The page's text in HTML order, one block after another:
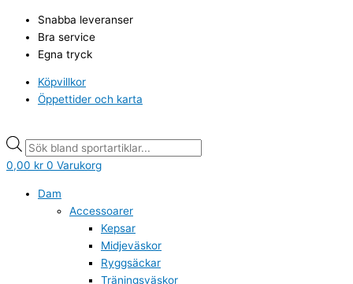
innehåll
Snabba leveranser
Bra service
Egna tryck
Köpvillkor
Öppettider och karta
search
0,00 kr 0 Varukorg
Dam
Accessoarer
Kepsar
Midjeväskor
Ryggsäckar
Träningsväskor
search